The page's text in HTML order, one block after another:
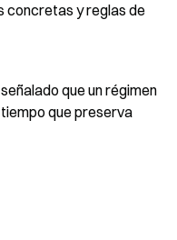
concretas y reglas de
que un régimen
que preserva